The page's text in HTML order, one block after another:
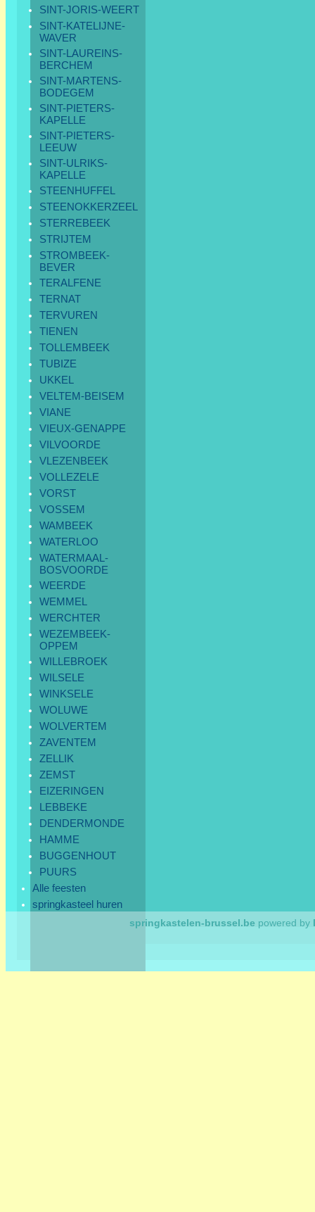
SINT-JORIS-WEERT
SINT-KATELIJNE-
WAVER
SINT-LAUREINS-
BERCHEM
SINT-MARTENS-
BODEGEM
SINT-PIETERS-
KAPELLE
SINT-PIETERS-
LEEUW
SINT-ULRIKS-
KAPELLE
STEENHUFFEL
STEENOKKERZEEL
STERREBEEK
STRIJTEM
STROMBEEK-
BEVER
TERALFENE
TERNAT
TERVUREN
TIENEN
TOLLEMBEEK
TUBIZE
UKKEL
VELTEM-BEISEM
VIANE
VIEUX-GENAPPE
VILVOORDE
VLEZENBEEK
VOLLEZELE
VORST
VOSSEM
WAMBEEK
WATERLOO
WATERMAAL-
BOSVOORDE
WEERDE
WEMMEL
WERCHTER
WEZEMBEEK-
OPPEM
WILLEBROEK
WILSELE
WINKSELE
WOLUWE
WOLVERTEM
ZAVENTEM
ZELLIK
ZEMST
EIZERINGEN
LEBBEKE
DENDERMONDE
HAMME
BUGGENHOUT
PUURS
Alle feesten
springkasteel huren
springkastelen-brussel.be powered by